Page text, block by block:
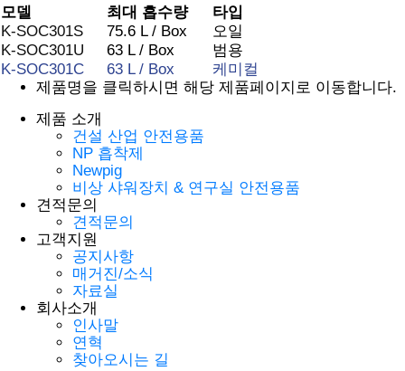
모델 최대 흡수량
타입
K-SOC301S
75.6 L / Box
오일
K-SOC301U
63 L / Box
범용
K-SOC301C
63 L / Box
케미컬
제품명을 클릭하시면 해당 제품페이지로 이동합니다.
제품 소개
건설 산업 안전용품
NP 흡착제
Newpig
비상 샤워장치 & 연구실 안전용품
견적문의
견적문의
고객지원
공지사항
매거진/소식
자료실
회사소개
인사말
연혁
찾아오시는 길